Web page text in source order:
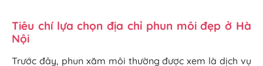
Tiêu chí lựa chọn địa chỉ phun môi đẹp ở Hà
Nội
Trước đây, phun xăm môi thường được xem là dịch vụ